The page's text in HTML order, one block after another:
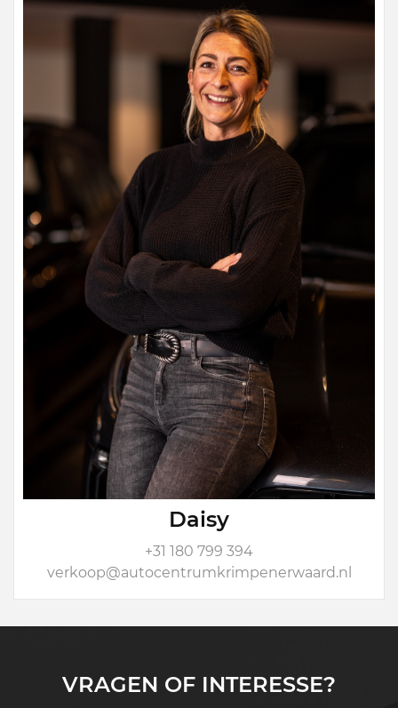
Daisy
+31 180 799 394
verkoop@autocentrumkrimpenerwaard.nl
VRAGEN OF INTERESSE?